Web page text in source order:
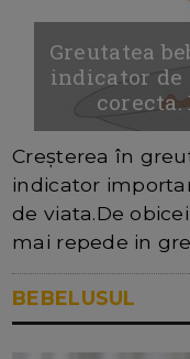
Greutatea
indicator
corecta.
Creșterea în
indicator
de viata.De
mai repede in
BEBELUSUL